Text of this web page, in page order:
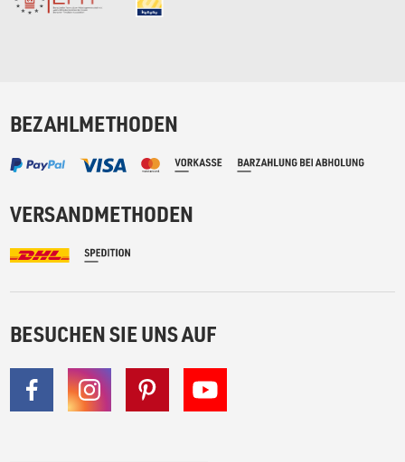
BEZAHLMETHODEN
VERSANDMETHODEN
BESUCHEN SIE UNS AUF